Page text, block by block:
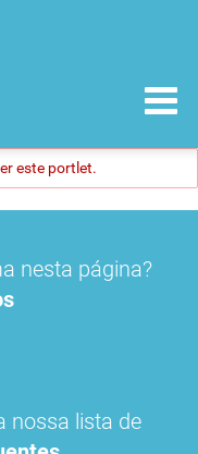
este portlet.
nesta página?
nossa lista de